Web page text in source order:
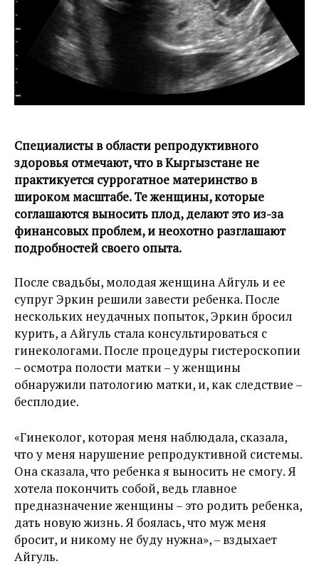
Специалисты в области репродуктивного
здоровья отмечают, что в Кыргызстане не
практикуется суррогатное материнство в
широком масштабе. Те женщины, которые
соглашаются выносить плод, делают это из-за
финансовых проблем, и неохотно разглашают
подробностей своего опыта.
После свадьбы, молодая женщина Айгуль и ее
супруг Эркин решили завести ребенка. После
нескольких неудачных попыток, Эркин бросил
курить, а Айгуль стала консультироваться с
гинекологами. После процедуры гистероскопии
– осмотра полости матки – у женщины
обнаружили патологию матки, и, как следствие –
бесплодие.
«Гинеколог, которая меня наблюдала, сказала,
что у меня нарушение репродуктивной системы.
Она сказала, что ребенка я выносить не смогу. Я
хотела покончить собой, ведь главное
предназначение женщины – это родить ребенка,
дать новую жизнь. Я боялась, что муж меня
бросит, и никому не буду нужна», – вздыхает
Айгуль.